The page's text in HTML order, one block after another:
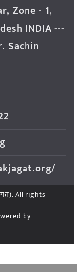
Zone - 1,
INDIA ---
Sachin
. All rights
by